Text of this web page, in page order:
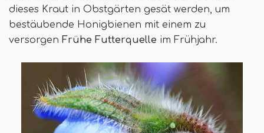
dieses Kraut in Obstgärten gesät werden, um
bestäubende Honigbienen mit einem zu
versorgen Frühe Futterquelle im Frühjahr.